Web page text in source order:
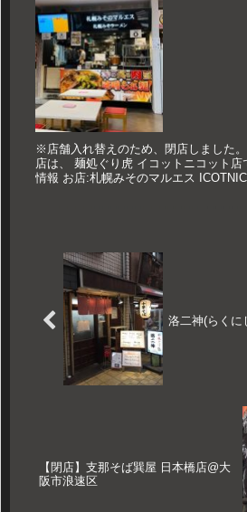
※店舗入れ替えのため、閉店しました
店は、 麺処ぐり虎 イコットニコット
情報 お店:札幌みそのマルエス
洛二神(らくに
【閉店】支那そば巽屋 日本橋店@大
阪市浪速区